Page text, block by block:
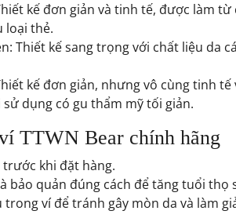
kế đơn giản và tinh tế, được làm
loại thẻ.
Thiết kế sang trọng với chất liệu da
kế đơn giản, nhưng vô cùng tinh
dụng có gu thẩm mỹ tối giản.
TTWN Bear chính hãng
khi đặt hàng.
bảo quản đúng cách để tăng tuổi thọ
ví để tránh gây mòn da và làm